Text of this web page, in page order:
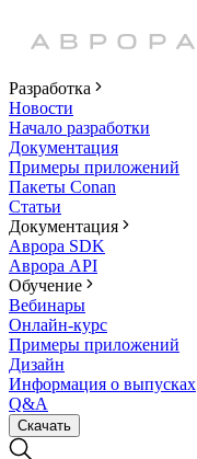
Разработка
Новости
Начало разработки
Документация
Примеры приложений
Пакеты Conan
Статьи
Документация
Аврора SDK
Аврора API
Обучение
Вебинары
Онлайн-курс
Примеры приложений
Дизайн
Информация о выпусках
Q&A
Скачать